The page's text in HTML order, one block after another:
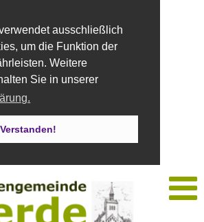
ausschließlich
um die Funktion der
Weitere
Sie in unserer
Verstanden!